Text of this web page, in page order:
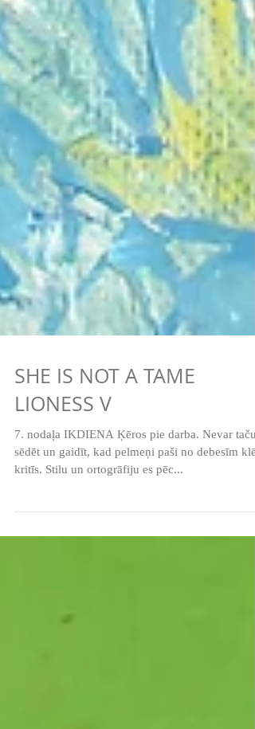
SHE IS NOT A TAME
LIONESS V
7. nodaļa IKDIENA Ķēros pie darba. Nevar taču